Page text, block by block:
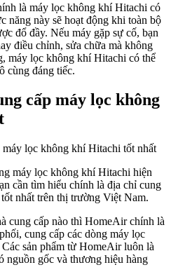
là máy lọc không khí Hitachi có
năng này sẽ hoạt động khi toàn bộ
đổ đầy. Nếu máy gặp sự cố, bạn
điều chỉnh, sửa chữa mà không
máy lọc không khí Hitachi có thể
cùng đáng tiếc.
cấp máy lọc không
máy lọc không khí Hitachi hiện
cần tìm hiểu chính là địa chỉ cung
nhất trên thị trường Việt Nam.
cung cấp nào thì HomeAir chính là
cung cấp các dòng máy lọc
sản phẩm từ HomeAir luôn là
nguồn gốc và thương hiệu hàng